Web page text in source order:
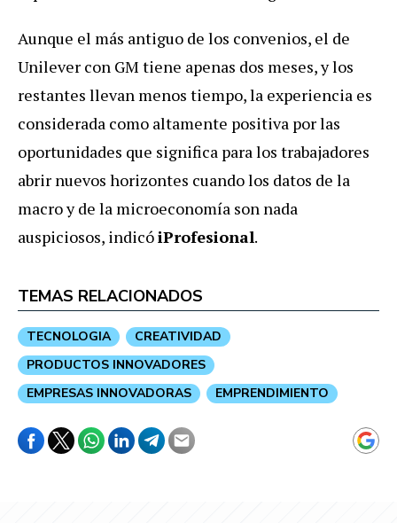
Aunque el más antiguo de los convenios, el de
Unilever con GM tiene apenas dos meses, y los
restantes llevan menos tiempo, la experiencia es
considerada como altamente positiva por las
oportunidades que significa para los trabajadores
abrir nuevos horizontes cuando los datos de la
macro y de la microeconomía son nada
auspiciosos, indicóiProfesional.
TEMAS RELACIONADOS
TECNOLOGIA
CREATIVIDAD
PRODUCTOS INNOVADORES
EMPRESAS INNOVADORAS
EMPRENDIMIENTO